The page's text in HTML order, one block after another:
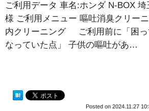
ご利用データ 車名:ホンダ N-BOX
様 ご利用メニュー 嘔吐消臭クリー
内クリーニング ご利用前に「困っ
なっていた点」 子供の嘔吐があ…
Posted on 2024.11.27